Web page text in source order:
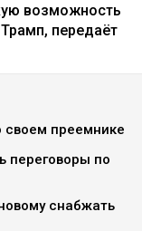
возможность
передаёт
своем преемнике
переговоры по
снабжать